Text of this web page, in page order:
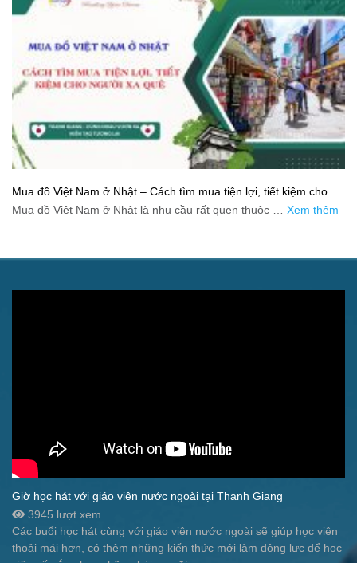
Mua đồ Việt Nam ở Nhật – Cách tìm mua tiện lợi, tiết kiệm cho
người xa quê
Mua đồ Việt Nam ở Nhật là nhu cầu rất quen thuộc … Xem thêm
Giờ học hát với giáo viên nước ngoài tại Thanh Giang
3945 lượt xem
Các buổi học hát cùng với giáo viên nước ngoài sẽ giúp học viên
thoải mái hơn, có thêm những kiến thức mới làm động lực để học